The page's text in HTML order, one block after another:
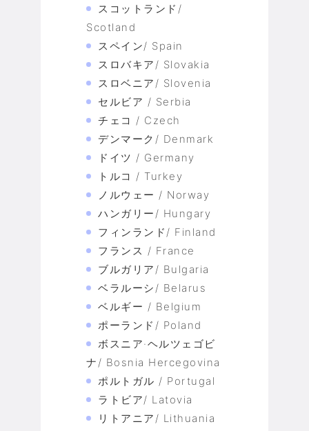
スコットランド/
Scotland
スペイン/ Spain
スロバキア/ Slovakia
スロベニア/ Slovenia
セルビア / Serbia
チェコ / Czech
デンマーク/ Denmark
ドイツ / Germany
トルコ / Turkey
ノルウェー / Norway
ハンガリー/ Hungary
フィンランド/ Finland
フランス / France
ブルガリア/ Bulgaria
ベラルーシ/ Belarus
ベルギー / Belgium
ポーランド/ Poland
ボスニア·ヘルツェゴビ
ナ/ Bosnia Hercegovina
ポルトガル / Portugal
ラトビア/ Latovia
リトアニア/ Lithuania